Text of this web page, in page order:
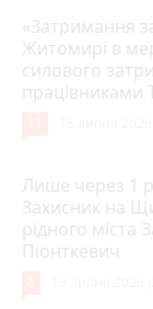
«Затримання
Житомирі в
силового
працівниками
Лише через 1
Захисник на
рідного міста
Піонткевич